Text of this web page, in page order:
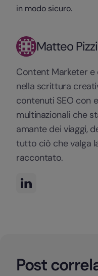
in modo sicuro.
Matteo
Content Marketer
nella scrittura
contenuti SEO con
multinazionali che
amante dei viaggi,
tutto ciò che valga
raccontato.
Post